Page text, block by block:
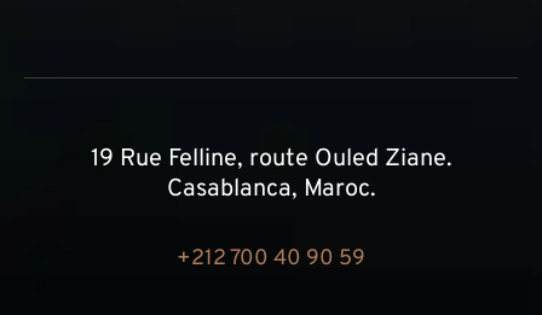
19 Rue Felline, route Ouled Ziane.
Casablanca, Maroc.
+212 700 40 90 59